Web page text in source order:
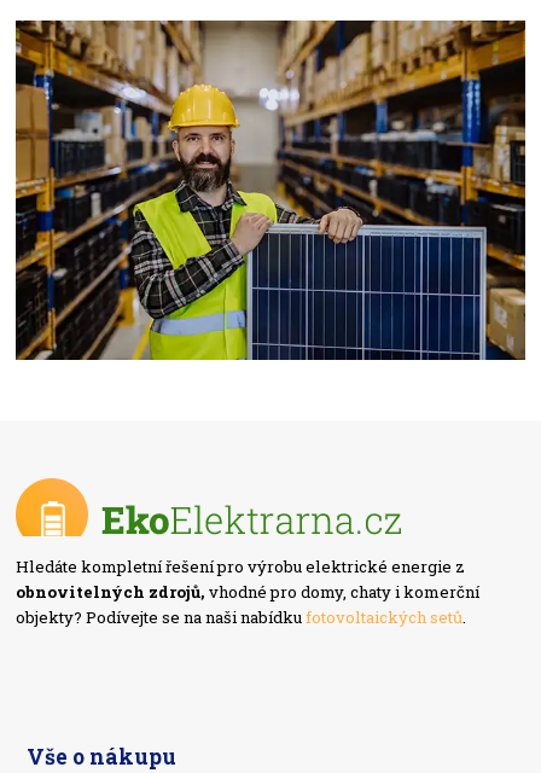
Hledáte kompletní řešení pro výrobu elektrické energie z
obnovitelných zdrojů, vhodné pro domy, chaty i komerční
objekty? Podívejte se na naši nabídkufotovoltaických setů.
Vše o nákupu